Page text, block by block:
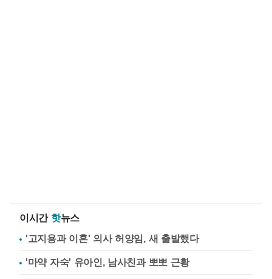
이시간 핫뉴스
'고지용과 이혼' 의사 허양임, 새 출발했다
'마약 자숙' 유아인, 남사친과 뽀뽀 근황